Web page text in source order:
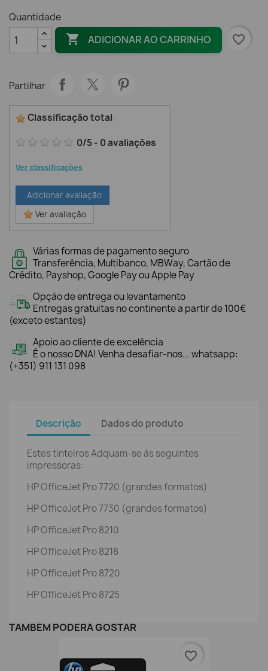
Quantidade
 ADICIONAR AO CARRINHO favorite_border
Partilhar
Classificação total:
0/5- 0avaliações
Ver classificações
Adicionar avaliação
Ver avaliação
Várias formas de pagamento seguro
Transferência, Multibanco, MBWay, Cartão de
Crédito, Payshop, Google Pay ou Apple Pay
Opção de entrega ou levantamento
Entregas gratuitas no continente a partir de 100€
(exceto estantes)
Apoio ao cliente de excelência
É o nosso DNA! Venha desafiar-nos... whatsapp:
(+351) 911 131 098
Descrição Dados do produto
Estes tinteiros Adquam-se às seguintes
impressoras:
HP OfficeJet Pro 7720 (grandes formatos)
HP OfficeJet Pro 7730 (grandes formatos)
HP OfficeJet Pro 8210
HP OfficeJet Pro 8218
HP OfficeJet Pro 8720
HP OfficeJet Pro 8725
TAMBÉM PODERÁ GOSTAR
favorite_border